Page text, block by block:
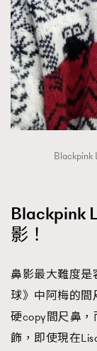
Blackpink
影！
鼻影最大難度是
球》中阿梅的間
硬copy間尺鼻，
飾，即使現在